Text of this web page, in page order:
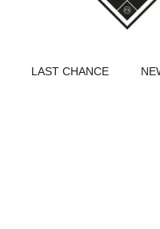
LAST CHANCE